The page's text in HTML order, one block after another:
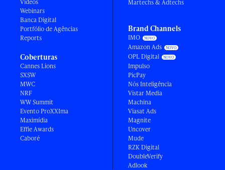
Webinars
Banca Digital
Portfólio de Agências
Reports
Coberturas
Cannes Lions
SXSW
MWC
NRF
WW Summit
Evento ProXXIma
Maximídia
Effie Awards
Caboré
Martechs & Adtechs
Brand Channels
IMO
Amazon Ads
OPL Digital
Impulso
PicPay
Nós Inteligência
Vistar Media
Machina
Viasat Ads
Magnite
Uncover
Mude
RZK Digital
DoubleVerify
Adlook